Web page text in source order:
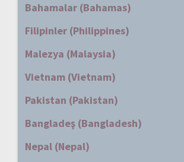
Bahamalar (Bahamas)
Filipinler (Philippines)
Malezya (Malaysia)
Vietnam (Vietnam)
Pakistan (Pakistan)
Bangladeş (Bangladesh)
Nepal (Nepal)